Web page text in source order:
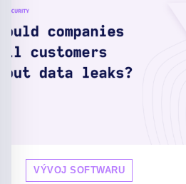
VÝVOJ SOFTWARU